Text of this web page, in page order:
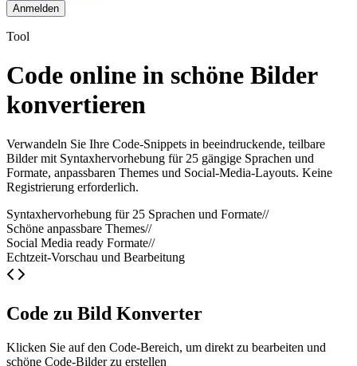
Anmelden
Tool
Code online in schöne Bilder
konvertieren
Verwandeln Sie Ihre Code-Snippets in beeindruckende, teilbare
Bilder mit Syntaxhervorhebung für 25 gängige Sprachen und
Formate, anpassbaren Themes und Social-Media-Layouts. Keine
Registrierung erforderlich.
Syntaxhervorhebung für 25 Sprachen und Formate//
Schöne anpassbare Themes//
Social Media ready Formate//
Echtzeit-Vorschau und Bearbeitung
Code zu Bild Konverter
Klicken Sie auf den Code-Bereich, um direkt zu bearbeiten und
schöne Code-Bilder zu erstellen